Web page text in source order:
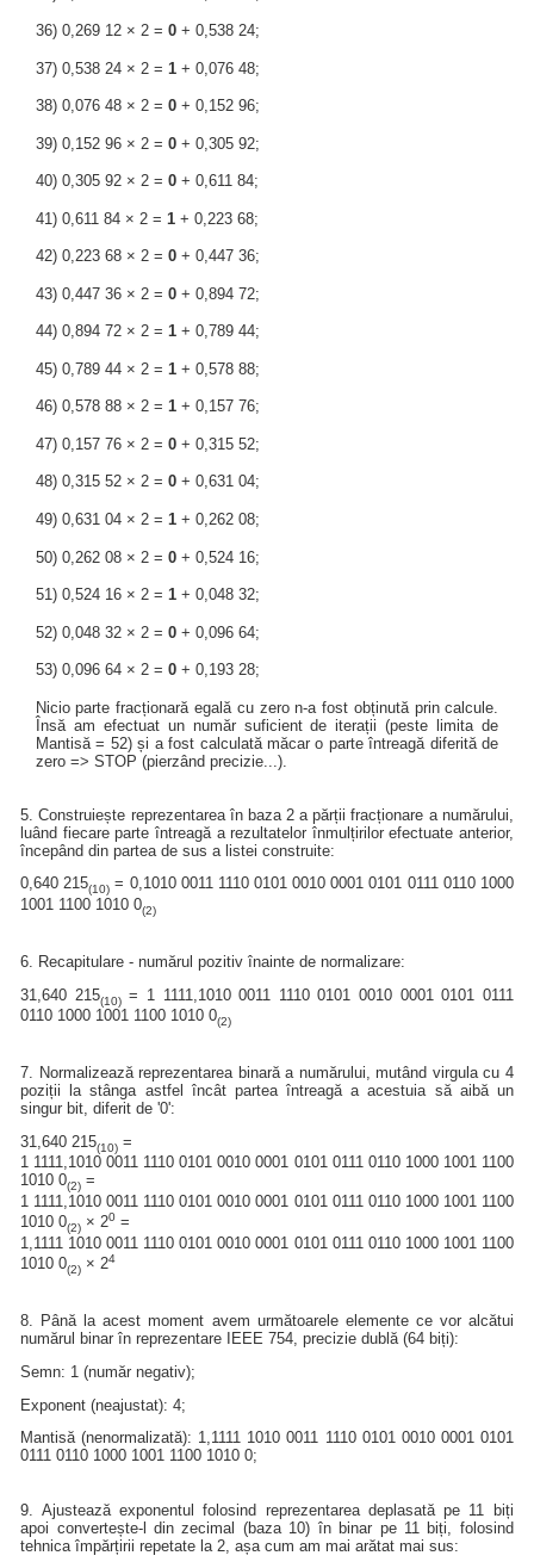
36) 0,269 12 × 2 = 0+ 0,538 24;
37) 0,538 24 × 2 = 1+ 0,076 48;
38) 0,076 48 × 2 = 0+ 0,152 96;
39) 0,152 96 × 2 = 0+ 0,305 92;
40) 0,305 92 × 2 = 0+ 0,611 84;
41) 0,611 84 × 2 = 1+ 0,223 68;
42) 0,223 68 × 2 = 0+ 0,447 36;
43) 0,447 36 × 2 = 0+ 0,894 72;
44) 0,894 72 × 2 = 1+ 0,789 44;
45) 0,789 44 × 2 = 1+ 0,578 88;
46) 0,578 88 × 2 = 1+ 0,157 76;
47) 0,157 76 × 2 = 0+ 0,315 52;
48) 0,315 52 × 2 = 0+ 0,631 04;
49) 0,631 04 × 2 = 1+ 0,262 08;
50) 0,262 08 × 2 = 0+ 0,524 16;
51) 0,524 16 × 2 = 1+ 0,048 32;
52) 0,048 32 × 2 = 0+ 0,096 64;
53) 0,096 64 × 2 = 0+ 0,193 28;
Nicio parte fracționară egală cu zero n-a fost obținută prin calcule.
Însă am efectuat un număr suficient de iterații (peste limita de
Mantisă = 52) și a fost calculată măcar o parte întreagă diferită de
zero => STOP (pierzând precizie...).
5. Construiește reprezentarea în baza 2 a părții fracționare a numărului,
luând fiecare parte întreagă a rezultatelor înmulțirilor efectuate anterior,
începând din partea de sus a listei construite:
0,640 215(10) = 0,1010 0011 1110 0101 0010 0001 0101 0111 0110 1000
1001 1100 1010 0(2)
6. Recapitulare - numărul pozitiv înainte de normalizare:
31,640 215(10) = 1 1111,1010 0011 1110 0101 0010 0001 0101 0111
0110 1000 1001 1100 1010 0(2)
7. Normalizează reprezentarea binară a numărului, mutând virgula cu 4
poziții la stânga astfel încât partea întreagă a acestuia să aibă un
singur bit, diferit de '0':
31,640 215(10) =
1 1111,1010 0011 1110 0101 0010 0001 0101 0111 0110 1000 1001 1100
1010 0(2) =
1 1111,1010 0011 1110 0101 0010 0001 0101 0111 0110 1000 1001 1100
1010 0(2) × 20 =
1,1111 1010 0011 1110 0101 0010 0001 0101 0111 0110 1000 1001 1100
1010 0(2) × 24
8. Până la acest moment avem următoarele elemente ce vor alcătui
numărul binar în reprezentare IEEE 754, precizie dublă (64 biți):
Semn: 1 (număr negativ);
Exponent (neajustat): 4;
Mantisă (nenormalizată): 1,1111 1010 0011 1110 0101 0010 0001 0101
0111 0110 1000 1001 1100 1010 0;
9. Ajustează exponentul folosind reprezentarea deplasată pe 11 biți
apoi convertește-l din zecimal (baza 10) în binar pe 11 biți, folosind
tehnica împărțirii repetate la 2, așa cum am mai arătat mai sus: